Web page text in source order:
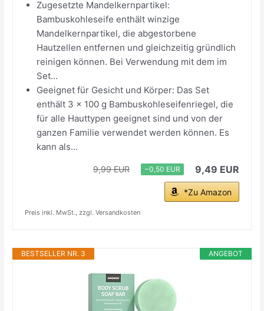
Zugesetzte Mandelkernpartikel:
Bambuskohleseife enthält winzige
Mandelkernpartikel, die abgestorbene
Hautzellen entfernen und gleichzeitig gründlich
reinigen können. Bei Verwendung mit dem im
Set...
Geeignet für Gesicht und Körper: Das Set
enthält 3 x 100 g Bambuskohleseifenriegel, die
für alle Hauttypen geeignet sind und von der
ganzen Familie verwendet werden können. Es
kann als...
9,99 EUR −0,50 EUR 9,49 EUR
*Zu Amazon
Preis inkl. MwSt., zzgl. Versandkosten
ANGEBOT
BESTSELLER NR. 3